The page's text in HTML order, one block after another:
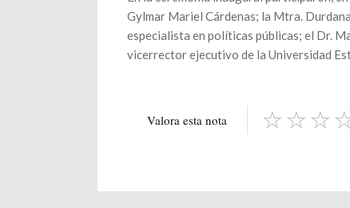
Gylmar Mariel Cárdenas; la Mtra.
especialista en políticas públicas; el Dr.
vicerrector ejecutivo de la Universidad
Valora esta nota